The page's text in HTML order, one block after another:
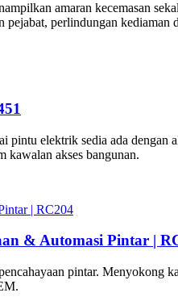
amaran kecemasan
pejabat, perlindungan kediaman
elektrik sedia ada
kawalan akses bangunan.
& Automasi Pintar |
pintar. Menyokong